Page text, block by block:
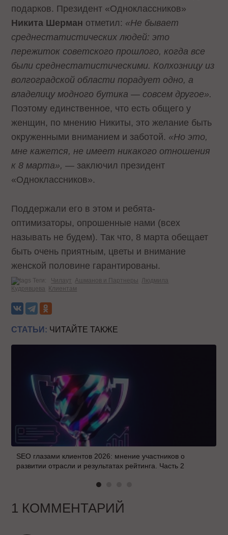
подарков. Президент «Одноклассников»
Никита Шерман отметил: «Не бывает
среднестатистических людей: это
пережиток советского прошлого, когда все
были среднестатистическими. Колхозницу из
волгоградской области порадует одно, а
владелицу модного бутика — совсем другое».
Поэтому единственное, что есть общего у
женщин, по мнению Никиты, это желание быть
окруженными вниманием и заботой. «Но это,
мне кажется, не имеет никакого отношения
к 8 марта», — заключил президент
«Одноклассников».
Поддержали его в этом и ребята-
оптимизаторы, опрошенные нами (всех
называть не будем). Так что, 8 марта обещает
быть очень приятным, цветы и внимание
женской половине гарантированы.
Теги: Чилаут Ашманов и Партнеры Людмила
Кудрявцева
Клиентам
СТАТЬИ: ЧИТАЙТЕ ТАКЖЕ
SEO глазами клиентов 2026: мнение участников о
развитии отрасли и результатах рейтинга. Часть 2
1 КОММЕНТАРИЙ